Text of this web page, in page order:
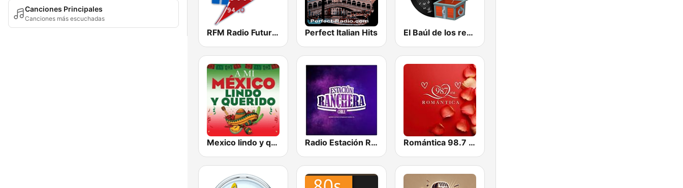
Canciones Principales
Canciones más escuchadas
RFM Radio Futurs Medias 94.0 FM Perfect Italian Hits El Baúl de los recuerdos
Mexico lindo y querido Radio Estación Ranchera Chile Romántica 98.7 FM